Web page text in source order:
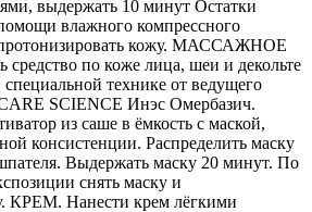
выдержать 10 минут Остатки
влажного компрессного
протонизировать кожу. МАССАЖНОЕ
по коже лица, шеи и декольте
технике от ведущего
SCIENCE Инэс Омербазич.
из саше в ёмкость с маской,
консистенции. Распределить маску
Выдержать маску 20 минут. По
снять маску и
КРЕМ. Нанести крем лёгкими